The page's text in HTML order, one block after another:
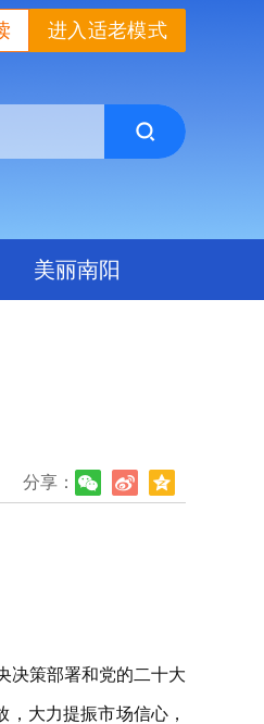
进入适老模式
美丽南阳
分享：
决策部署和党的二十大
大力提振市场信心，